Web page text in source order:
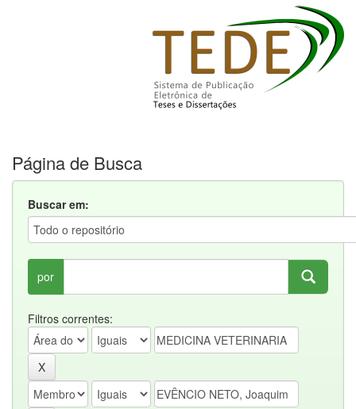
Página de Busca
Buscar em:
por
Filtros correntes: